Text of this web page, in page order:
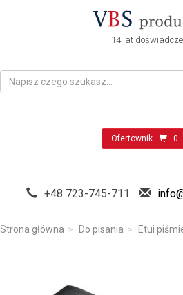
14 lat
Ofertownik 0
+48 723-745-711
Strona główna Do pisania Etui